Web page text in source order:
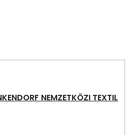
NEMZETKÖZI TEXTIL